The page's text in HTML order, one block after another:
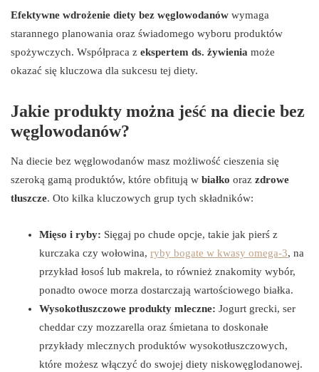
Efektywne wdrożenie diety bez węglowodanów wymaga
starannego planowania oraz świadomego wyboru produktów
spożywczych. Współpraca z ekspertem ds. żywienia może
okazać się kluczowa dla sukcesu tej diety.
Jakie produkty można jeść na diecie bez
węglowodanów?
Na diecie bez węglowodanów masz możliwość cieszenia się
szeroką gamą produktów, które obfitują w białko oraz zdrowe
tłuszcze. Oto kilka kluczowych grup tych składników:
Mięso i ryby: Sięgaj po chude opcje, takie jak pierś z
kurczaka czy wołowina, ryby bogate w kwasy omega-3, na
przykład łosoś lub makrela, to również znakomity wybór,
ponadto owoce morza dostarczają wartościowego białka.
Wysokotłuszczowe produkty mleczne: Jogurt grecki, ser
cheddar czy mozzarella oraz śmietana to doskonałe
przykłady mlecznych produktów wysokotłuszczowych,
które możesz włączyć do swojej diety niskowęglodanowej.